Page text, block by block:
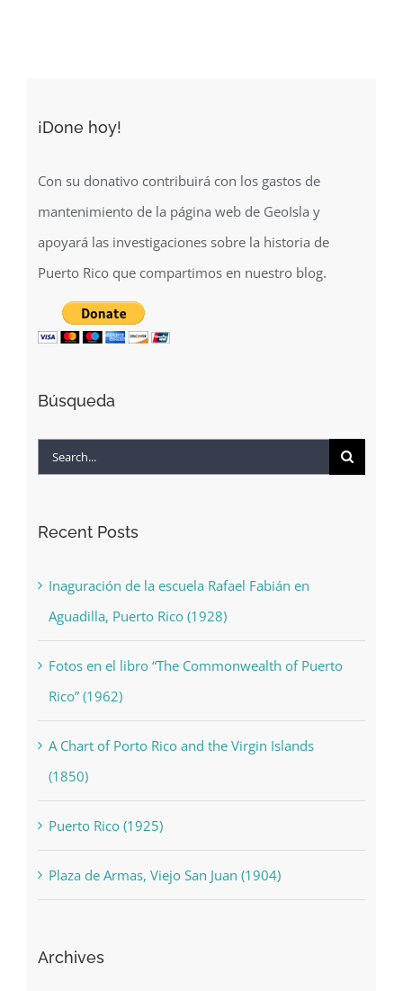
¡Done hoy!
Con su donativo contribuirá con los gastos de
mantenimiento de la página web de GeoIsla y
apoyará las investigaciones sobre la historia de
Puerto Rico que compartimos en nuestro blog.
Búsqueda
Search
Recent Posts
Inaguración de la escuela Rafael Fabián en
Aguadilla, Puerto Rico (1928)
Fotos en el libro “The Commonwealth of Puerto
Rico” (1962)
A Chart of Porto Rico and the Virgin Islands
(1850)
Puerto Rico (1925)
Plaza de Armas, Viejo San Juan (1904)
Archives